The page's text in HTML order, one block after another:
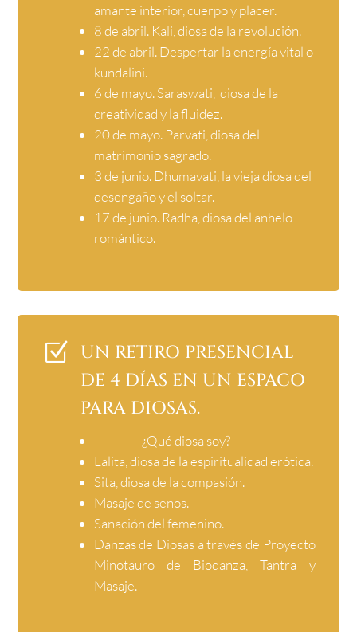
amante interior, cuerpo y placer.
8 de abril. Kali, diosa de la revolución.
22 de abril. Despertar la energía vital o
kundalini.
6 de mayo. Saraswati, diosa de la
creatividad y la fluidez.
20 de mayo. Parvati, diosa del
matrimonio sagrado.
3 de junio. Dhumavati, la vieja diosa del
desengaño y el soltar.
17 de junio. Radha, diosa del anhelo
romántico.
Z UN RETIRO PRESENCIAL
DE 4 DÍAS EN UN ESPACO
PARA DIOSAS.
¿Qué diosa soy?
Lalita, diosa de la espiritualidad erótica.
Sita, diosa de la compasión.
Masaje de senos.
Sanación del femenino.
Danzas de Diosas a través de Proyecto
Minotauro de Biodanza, Tantra y
Masaje.